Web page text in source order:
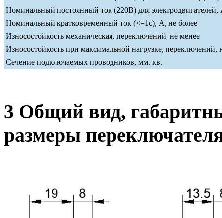
Номинальный постоянный ток (220В) для электродвигателей,
Номинальный кратковременный ток (<=1c), А, не более
Износостойкость механическая, переключений, не менее
Износостойкость при максимальной нагрузке, переключений,
Сечение подключаемых проводников, мм. кв.
3 Общий вид,
размеры